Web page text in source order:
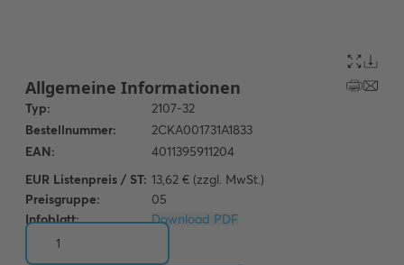
EUR Listenpreis / ST: 13,62 € (zzgl. MwSt.)
Preisgruppe:
05
Infoblatt:
Download PDF